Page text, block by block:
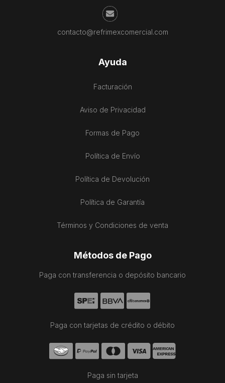
contacto@refrimexcomercial.com
Ayuda
Facturación
Aviso de Privacidad
Formas de Pago
Política de Envío
Política de Devolución
Política de Garantía
Términos y Condiciones de venta
Métodos de Pago
Paga con transferencia o depósito bancario
Paga con tarjetas de crédito o débito
Paga sin tarjeta